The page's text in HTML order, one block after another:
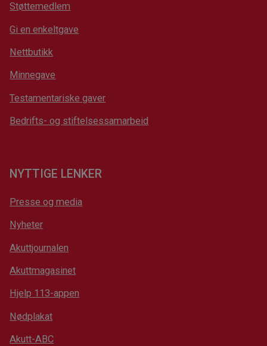
Støttemedlem
Gi en enkeltgave
Nettbutikk
Minnegave
Testamentariske gaver
Bedrifts- og stiftelsessamarbeid
NYTTIGE LENKER
Presse og media
Nyheter
Akuttjournalen
Akuttmagasinet
Hjelp 113-appen
Nødplakat
Akutt-ABC